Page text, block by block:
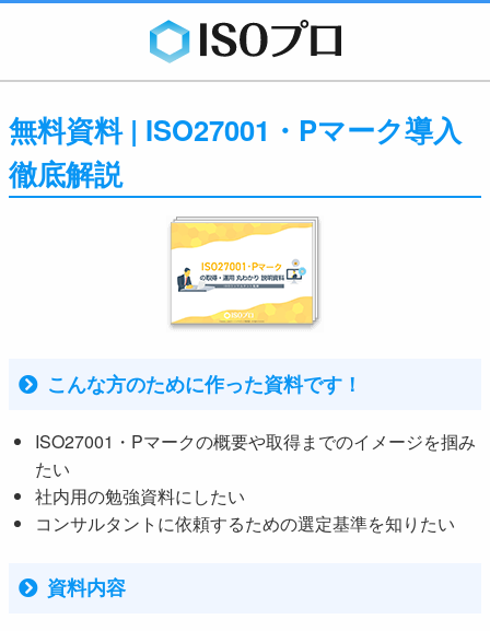
無料資料 | ISO27001・Pマーク導入
徹底解説
こんな方のために作った資料です！
ISO27001・Pマークの概要や取得までのイメージを掴み
たい
社内用の勉強資料にしたい
コンサルタントに依頼するための選定基準を知りたい
資料内容